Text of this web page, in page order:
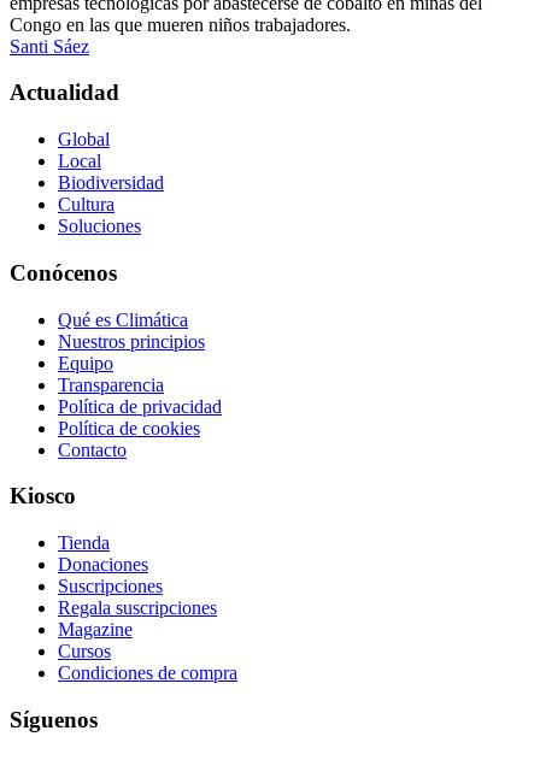
Congo en las que mueren niños trabajadores.
Santi Sáez
Actualidad
Global
Local
Biodiversidad
Cultura
Soluciones
Conócenos
Qué es Climática
Nuestros principios
Equipo
Transparencia
Política de privacidad
Política de cookies
Contacto
Kiosco
Tienda
Donaciones
Suscripciones
Regala suscripciones
Magazine
Cursos
Condiciones de compra
Síguenos